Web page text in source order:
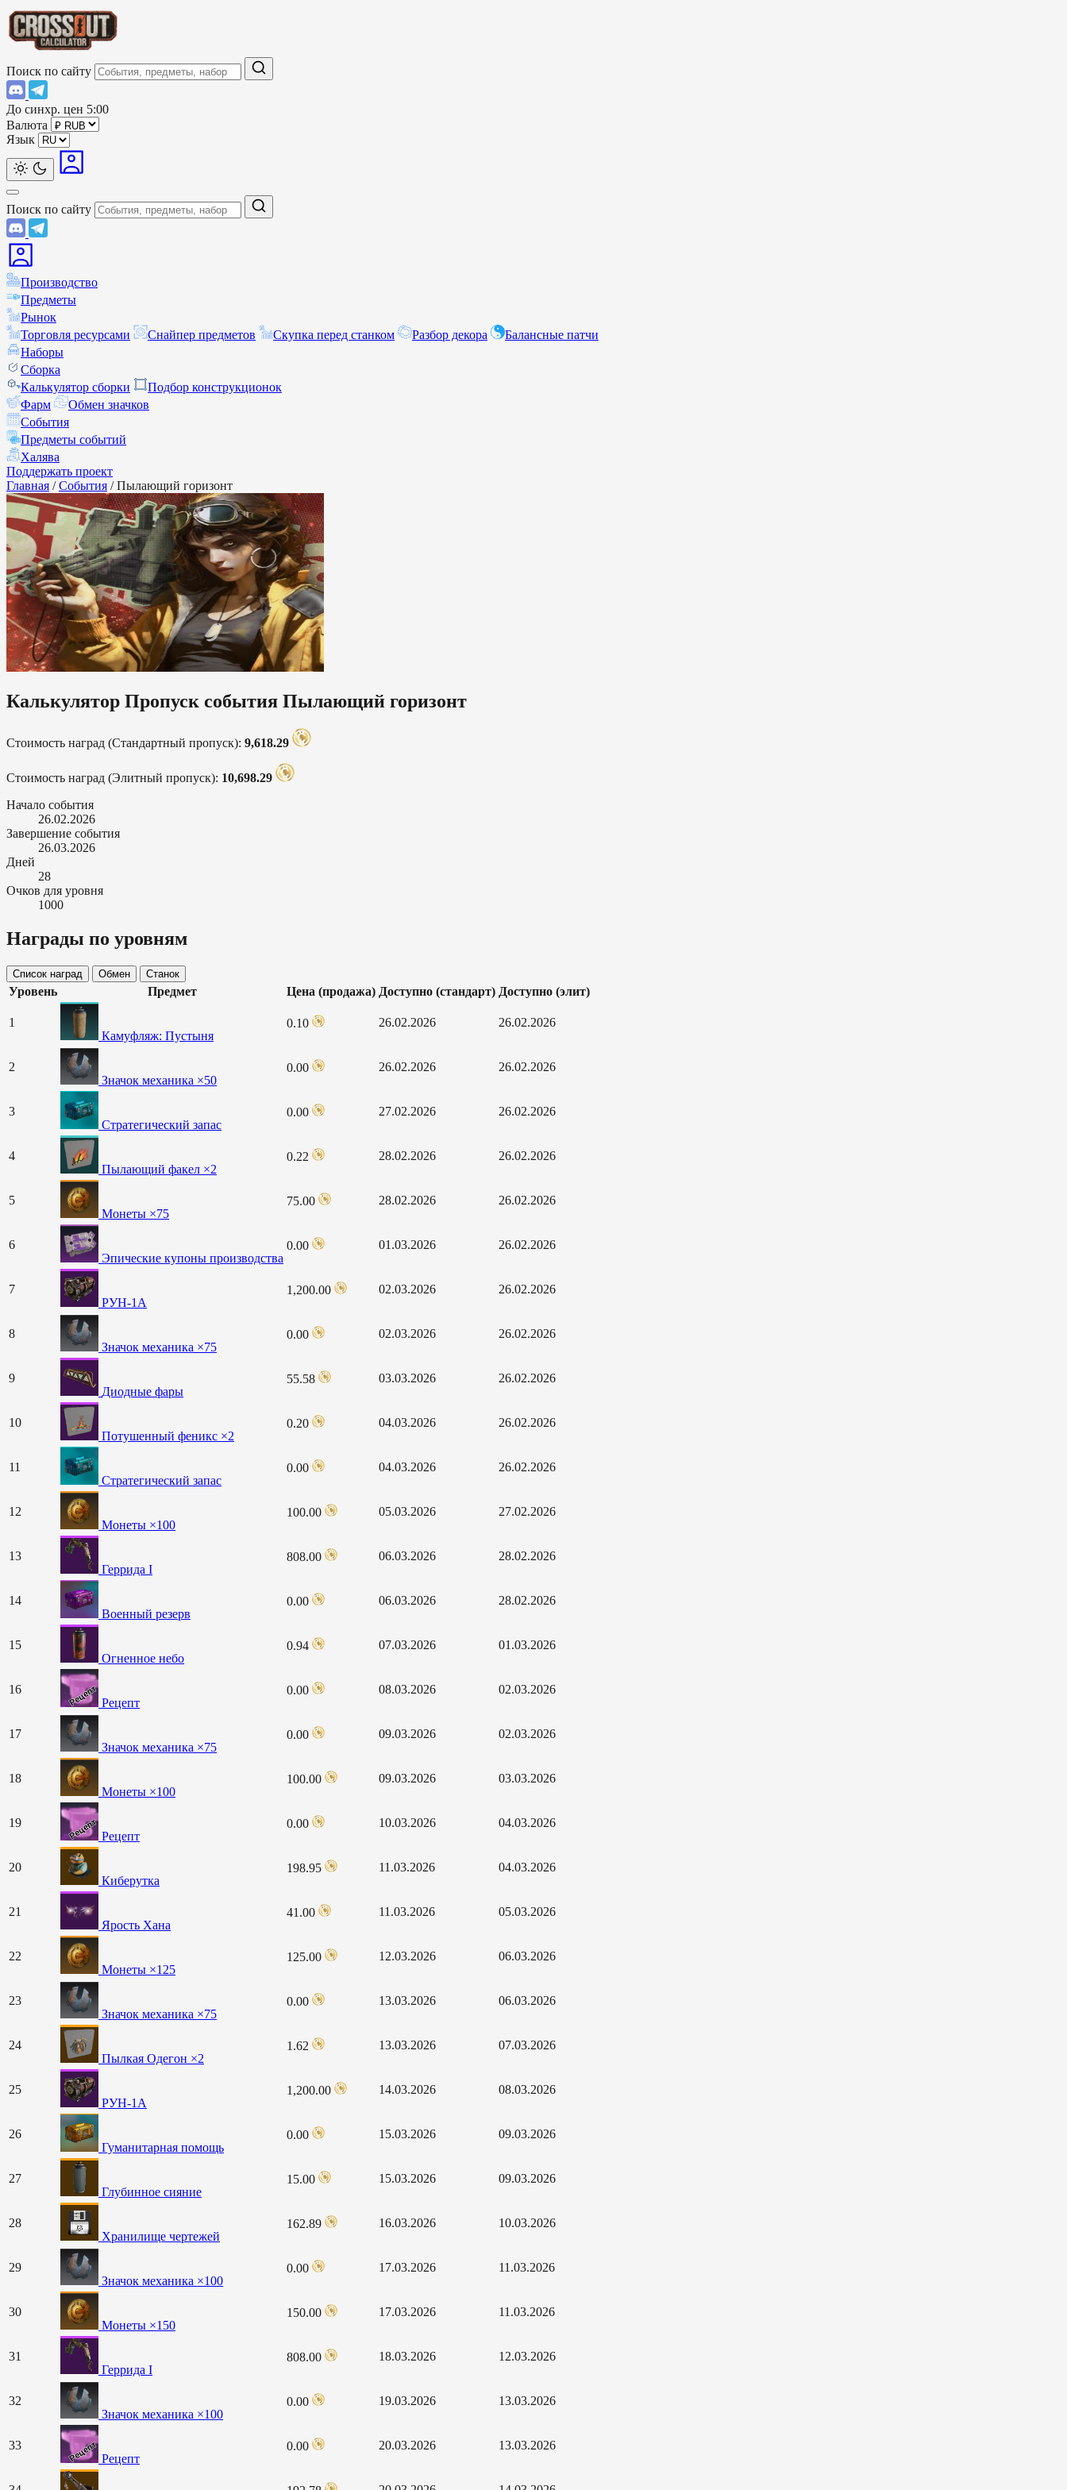
Поиск по сайту
До синхр. цен 5:00
Валюта
Язык
Поиск по сайту
Производство
Предметы
Рынок
Торговля ресурсами
Снайпер предметов Скупка перед станком Разбор декора
Балансные патчи
Наборы
Сборка
Калькулятор сборки
Подбор конструкционок
Фарм
Обмен значков
События
Предметы событий
Халява
Поддержать проект
Главная / События / Пылающий горизонт
Калькулятор Пропуск события Пылающий горизонт
Стоимость наград (Стандартный пропуск): 9,618.29
Стоимость наград (Элитный пропуск): 10,698.29
Начало события
26.02.2026
Завершение события
26.03.2026
Дней
28
Очков для уровня
1000
Награды по уровням
Список наград Обмен Станок
Уровень Предмет Цена (продажа) Доступно (стандарт) Доступно (элит)
1
Камуфляж: Пустыня
0.10 26.02.2026 26.02.2026
2
Значок механика ×50
0.00 26.02.2026 26.02.2026
3
Стратегический запас
0.00 27.02.2026 26.02.2026
4
Пылающий факел ×2
0.22 28.02.2026 26.02.2026
5
Монеты ×75
75.00 28.02.2026 26.02.2026
6
Эпические купоны производства
0.00 01.03.2026 26.02.2026
7
РУН-1А
1,200.00 02.03.2026 26.02.2026
8
Значок механика ×75
0.00 02.03.2026 26.02.2026
9
Диодные фары
55.58 03.03.2026 26.02.2026
10
Потушенный феникс ×2
0.20 04.03.2026 26.02.2026
11
Стратегический запас
0.00 04.03.2026 26.02.2026
12
Монеты ×100
100.00 05.03.2026 27.02.2026
13
Геррида I
808.00 06.03.2026 28.02.2026
14
Военный резерв
0.00 06.03.2026 28.02.2026
15
Огненное небо
0.94 07.03.2026 01.03.2026
16
Рецепт
0.00 08.03.2026 02.03.2026
17
Значок механика ×75
0.00 09.03.2026 02.03.2026
18
Монеты ×100
100.00 09.03.2026 03.03.2026
19
Рецепт
0.00 10.03.2026 04.03.2026
20
Киберутка
198.95 11.03.2026 04.03.2026
21
Ярость Хана
41.00 11.03.2026 05.03.2026
22
Монеты ×125
125.00 12.03.2026 06.03.2026
23
Значок механика ×75
0.00 13.03.2026 06.03.2026
24
Пылкая Одегон ×2
1.62 13.03.2026 07.03.2026
25
РУН-1А
1,200.00 14.03.2026 08.03.2026
26
Гуманитарная помощь
0.00 15.03.2026 09.03.2026
27
Глубинное сияние
15.00 15.03.2026 09.03.2026
28
Хранилище чертежей
162.89 16.03.2026 10.03.2026
29
Значок механика ×100
0.00 17.03.2026 11.03.2026
30
Монеты ×150
150.00 17.03.2026 11.03.2026
31
Геррида I
808.00 18.03.2026 12.03.2026
32
Значок механика ×100
0.00 19.03.2026 13.03.2026
33
Рецепт
0.00 20.03.2026 13.03.2026